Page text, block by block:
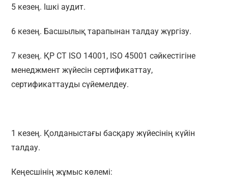
5 кезең. Ішкі аудит.
6 кезең. Басшылық тарапынан талдау жүргізу.
7 кезең. ҚР СТ ISO 14001, ISO 45001 сәйкестігіне
менеджмент жүйесін сертификаттау,
сертификаттауды сүйемелдеу.
1 кезең. Қолданыстағы басқару жүйесінің күйін
талдау.
Кеңесшінің жұмыс көлемі: